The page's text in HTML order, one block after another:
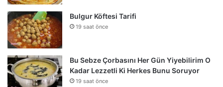
Bulgur Köftesi Tarifi
19 saat önce
Bu Sebze Çorbasını Her Gün Yiyebilirim O
Kadar Lezzetli Ki Herkes Bunu Soruyor
19 saat önce